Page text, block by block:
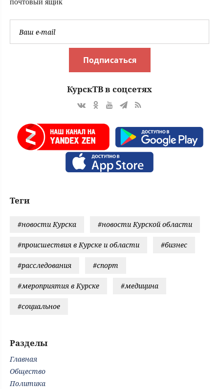
почтовый ящик
Подписаться
КурскТВ в соцсетях
Теги
#новости Курска #новости Курской области
#происшествия в Курске и области #бизнес
#расследования #спорт
#мероприятия в Курске #медицина
#социальное
Разделы
Главная
Общество
Политика